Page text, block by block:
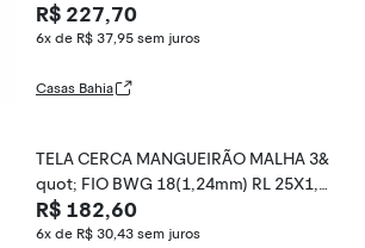
R$ 227,70
6x de R$ 37,95 sem juros
Casas Bahia
TELA CERCA MANGUEIRÃO MALHA 3&
quot; FIO BWG 18(1,24mm) RL 25X1,0
m
R$ 182,60
6x de R$ 30,43 sem juros